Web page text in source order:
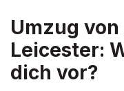
Umzug
Leicester:
dich vor?